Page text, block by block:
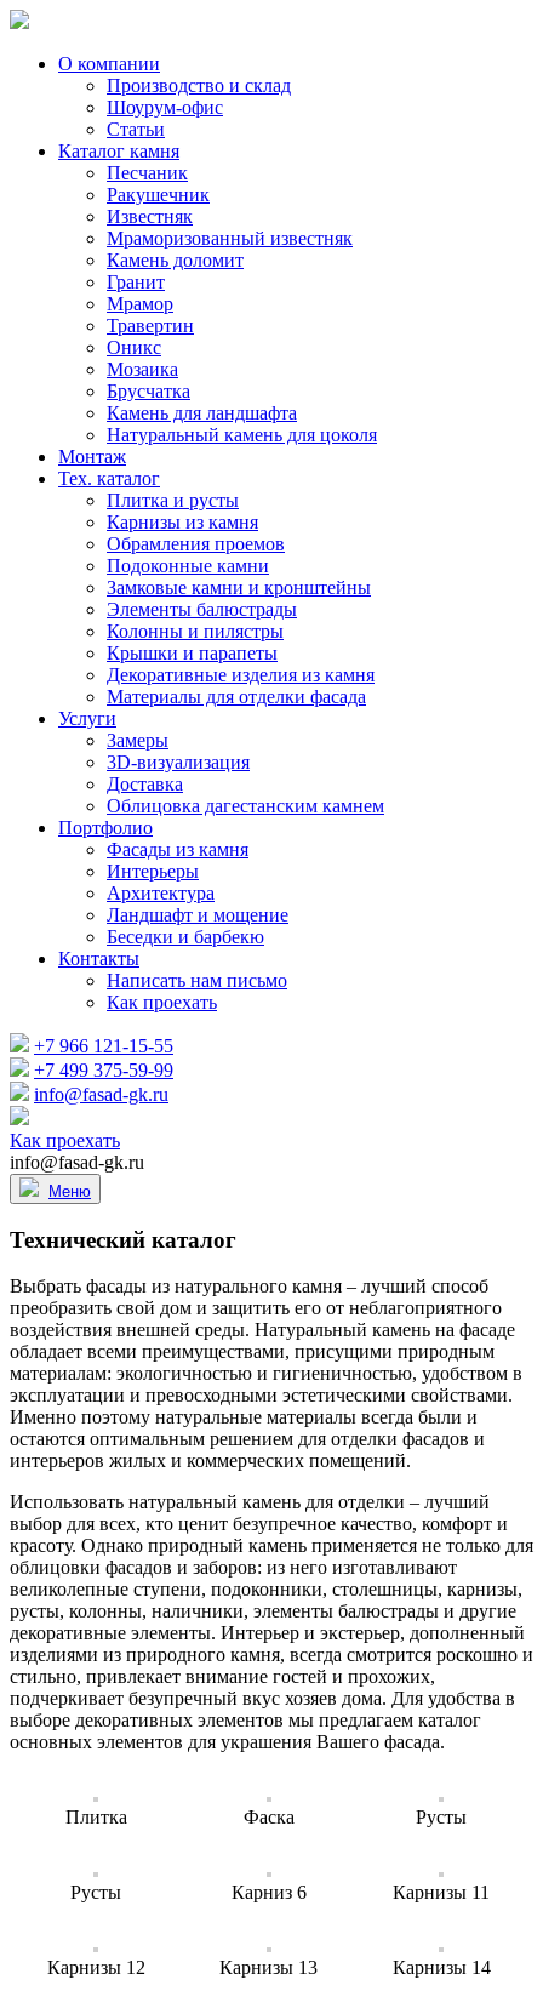
Skip
contentО компании
Производство и склад
Шоурум-офис
Статьи
Каталог камня
Песчаник
Ракушечник
Известняк
Мраморизованный известняк
Камень доломит
Гранит
Мрамор
Травертин
Оникс
Мозаика
Брусчатка
Камень для ландшафта
Натуральный камень для цоколя
Монтаж
Тех. каталог
Плитка и русты
Карнизы из камня
Обрамления проемов
Подоконные камни
Замковые камни и кронштейны
Элементы балюстрады
Колонны и пилястры
Крышки и парапеты
Декоративные изделия из камня
Материалы для отделки фасада
Услуги
Замеры
3D-визуализация
Доставка
Облицовка дагестанским камнем
Портфолио
Фасады из камня
Интерьеры
Архитектура
Ландшафт и мощение
Беседки и барбекю
Контакты
Написать нам письмо
Как проехать
+7 966 121-15-55
+7 499 375-59-99
info@fasad-gk.ru
Как проехать
info@fasad-gk.ru
Меню
Технический каталог
Выбрать фасады из натурального камня – лучший способ
преобразить свой дом и защитить его от неблагоприятного
воздействия внешней среды. Натуральный камень на фасаде
обладает всеми преимуществами, присущими природным
материалам: экологичностью и гигиеничностью, удобством в
эксплуатации и превосходными эстетическими свойствами.
Именно поэтому натуральные материалы всегда были и
остаются оптимальным решением для отделки фасадов и
интерьеров жилых и коммерческих помещений.
Использовать натуральный камень для отделки – лучший
выбор для всех, кто ценит безупречное качество, комфорт и
красоту. Однако природный камень применяется не только для
облицовки фасадов и заборов: из него изготавливают
великолепные ступени, подоконники, столешницы, карнизы,
русты, колонны, наличники, элементы балюстрады и другие
декоративные элементы. Интерьер и экстерьер, дополненный
изделиями из природного камня, всегда смотрится роскошно и
стильно, привлекает внимание гостей и прохожих,
подчеркивает безупречный вкус хозяев дома. Для удобства в
выборе декоративных элементов мы предлагаем каталог
основных элементов для украшения Вашего фасада.
Плитка Фаска Русты
Русты Карниз 6 Карнизы 11
Карнизы 12 Карнизы 13 Карнизы 14